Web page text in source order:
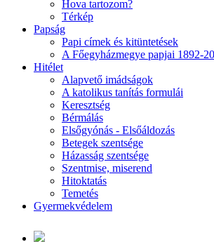
Hova tartozom?
Térkép
Papság
Papi címek és kitüntetések
A Főegyházmegye papjai 1892-
Hitélet
Alapvető imádságok
A katolikus tanítás formulái
Keresztség
Bérmálás
Elsőgyónás - Elsőáldozás
Betegek szentsége
Házasság szentsége
Szentmise, miserend
Hitoktatás
Temetés
Gyermekvédelem